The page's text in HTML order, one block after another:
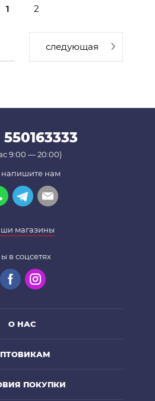
1 2
следующая
9:00 — 20:00)
напишите нам
магазины
в соцсетях
О НАС
ПОКУПКИ